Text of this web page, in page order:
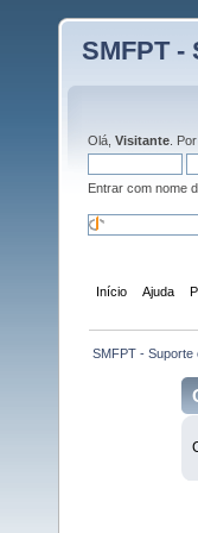
SMFPT -
Olá, Visitante .
Entrar com nome
Início Ajuda
SMFPT - Suporte